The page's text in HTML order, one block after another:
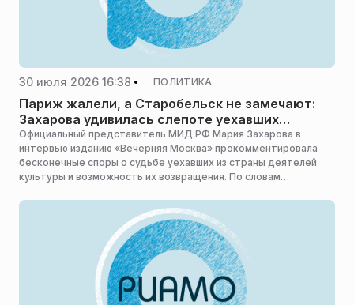
30 июля 2026 16:38 ПОЛИТИКА
Париж жалели, а Старобельск не замечают:
Захарова удивилась слепоте уехавших
артистов
Официальный представитель МИД РФ Мария Захарова в
интервью изданию «Вечерняя Москва» прокомментировала
бесконечные споры о судьбе уехавших из страны деятелей
культуры и возможность их возвращения. По словам
специальные кампании по зазыванию беглецов обратно.